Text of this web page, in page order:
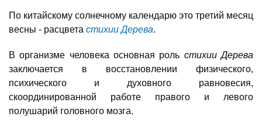
По китайскому солнечному календарю это третий месяц
весны - расцвета стихии Дерева.
В организме человека основная роль стихии Дерева
заключается в восстановлении физического,
психического и духовного равновесия,
скоординированной работе правого и левого
полушарий головного мозга.